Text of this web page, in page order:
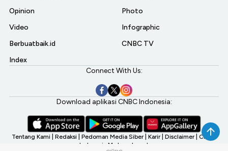
Opinion
Video
Berbuatbaik.id
Index
Photo
Infographic
CNBC TV
Connect With Us:
Download aplikasi CNBC Indonesia:
Tentang Kami Redaksi Pedoman Media Siber Karir Disclaimer CNBC
Indonesia My Investment